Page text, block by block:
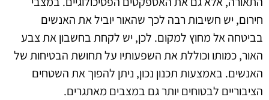
חירום, יש חשיבות רבה לכך שהאור יוביל את האנשים
בביטחה אל מחוץ למקום. לכן, יש לקחת בחשבון את צבע
האור, כמותו וכוללת את השפעותיו על תחושת הבטיחות של
האנשים. באמצעות תכנון נכון, ניתן להפוך את השטחים
הציבוריים לבטוחים יותר גם במצבים מאתגרים.